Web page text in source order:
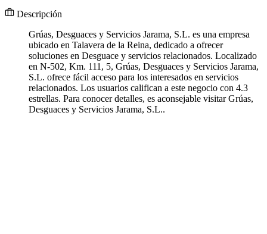
Descripción
Grúas, Desguaces y Servicios Jarama, S.L. es una empresa
ubicado en Talavera de la Reina, dedicado a ofrecer
soluciones en Desguace y servicios relacionados. Localizado
en N-502, Km. 111, 5, Grúas, Desguaces y Servicios Jarama,
S.L. ofrece fácil acceso para los interesados en servicios
relacionados. Los usuarios califican a este negocio con 4.3
estrellas. Para conocer detalles, es aconsejable visitar Grúas,
Desguaces y Servicios Jarama, S.L..